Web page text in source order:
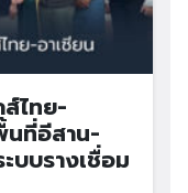
ไทย-
นที่อีสาน-
บบรางเชื่อม